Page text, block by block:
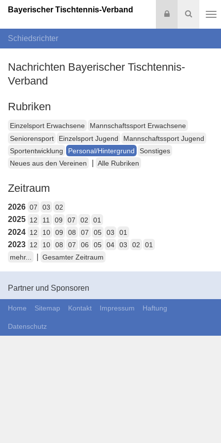
Suche
Login
Bayerischer Tischtennis-Verband
Schiedsrichter
Nachrichten Bayerischer Tischtennis-
Verband
Rubriken
Einzelsport Erwachsene
Mannschaftssport Erwachsene
Seniorensport
Einzelsport Jugend
Mannschaftssport Jugend
Sportentwicklung
Personal/Hintergrund
Sonstiges
Neues aus den Vereinen
Alle Rubriken
Zeitraum
2026 07 03 02
2025 12 11 09 07 02 01
2024 12 10 09 08 07 05 03 01
2023 12 10 08 07 06 05 04 03 02
01
mehr...
Gesamter Zeitraum
Partner und Sponsoren
Home Sitemap Kontakt Impressum Haftung
Datenschutz